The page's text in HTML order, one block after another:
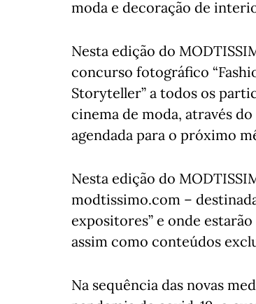
moda e decoração de
Nesta edição do
concurso fotográfico
Storyteller” a todos os
cinema de moda, através
agendada para o próximo
Nesta edição do
modtissimo.com –
expositores” e onde
assim como conteúdos
Na sequência das novas